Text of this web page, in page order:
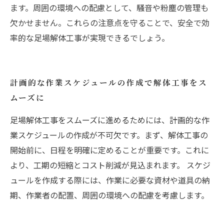
ます。周囲の環境への配慮として、騒音や粉塵の管理も
欠かせません。これらの注意点を守ることで、安全で効
率的な足場解体工事が実現できるでしょう。
計画的な作業スケジュールの作成で解体工事をス
ムーズに
足場解体工事をスムーズに進めるためには、計画的な作
業スケジュールの作成が不可欠です。まず、解体工事の
開始前に、日程を明確に定めることが重要です。これに
より、工期の短縮とコスト削減が見込まれます。 スケジ
ュールを作成する際には、作業に必要な資材や道具の納
期、作業者の配置、周囲の環境への配慮を考慮します。